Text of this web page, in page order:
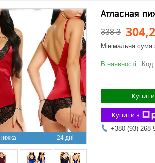
24 дні
Атласная
338 ₴
Мінімальна
В наявності Код:
Купити
Купити з
+380 (93) 268-